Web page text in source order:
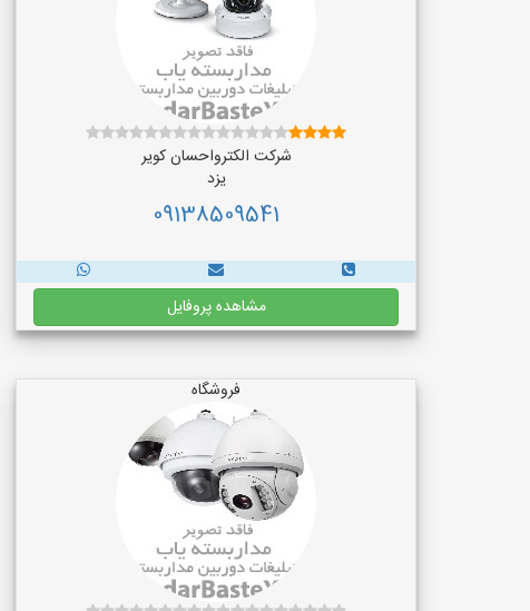
شرکت الکترواحسان کویر
یزد
09138509541
مشاهده پروفایل
فروشگاه